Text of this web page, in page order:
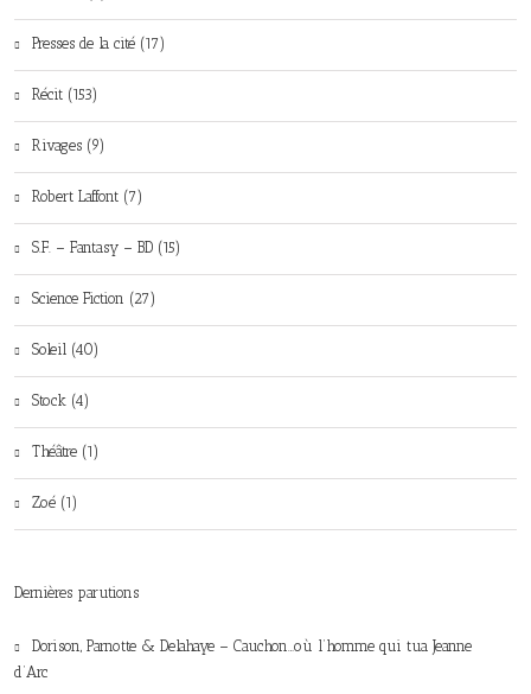
Presses de la cité (17)
Récit (153)
Rivages (9)
Robert Laffont (7)
S.F. – Fantasy – BD (15)
Science Fiction (27)
Soleil (40)
Stock (4)
Théâtre (1)
Zoé (1)
Dernières parutions
Dorison, Parnotte & Delahaye – Cauchon…où l’homme qui tua Jeanne
d’Arc